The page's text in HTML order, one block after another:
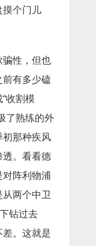
摸个门儿
骗性，但也
前有多少磕
收割模
了熟练的外
初那种疾风
透。看看德
阵利物浦
两个中卫
钻过去
差。这就是